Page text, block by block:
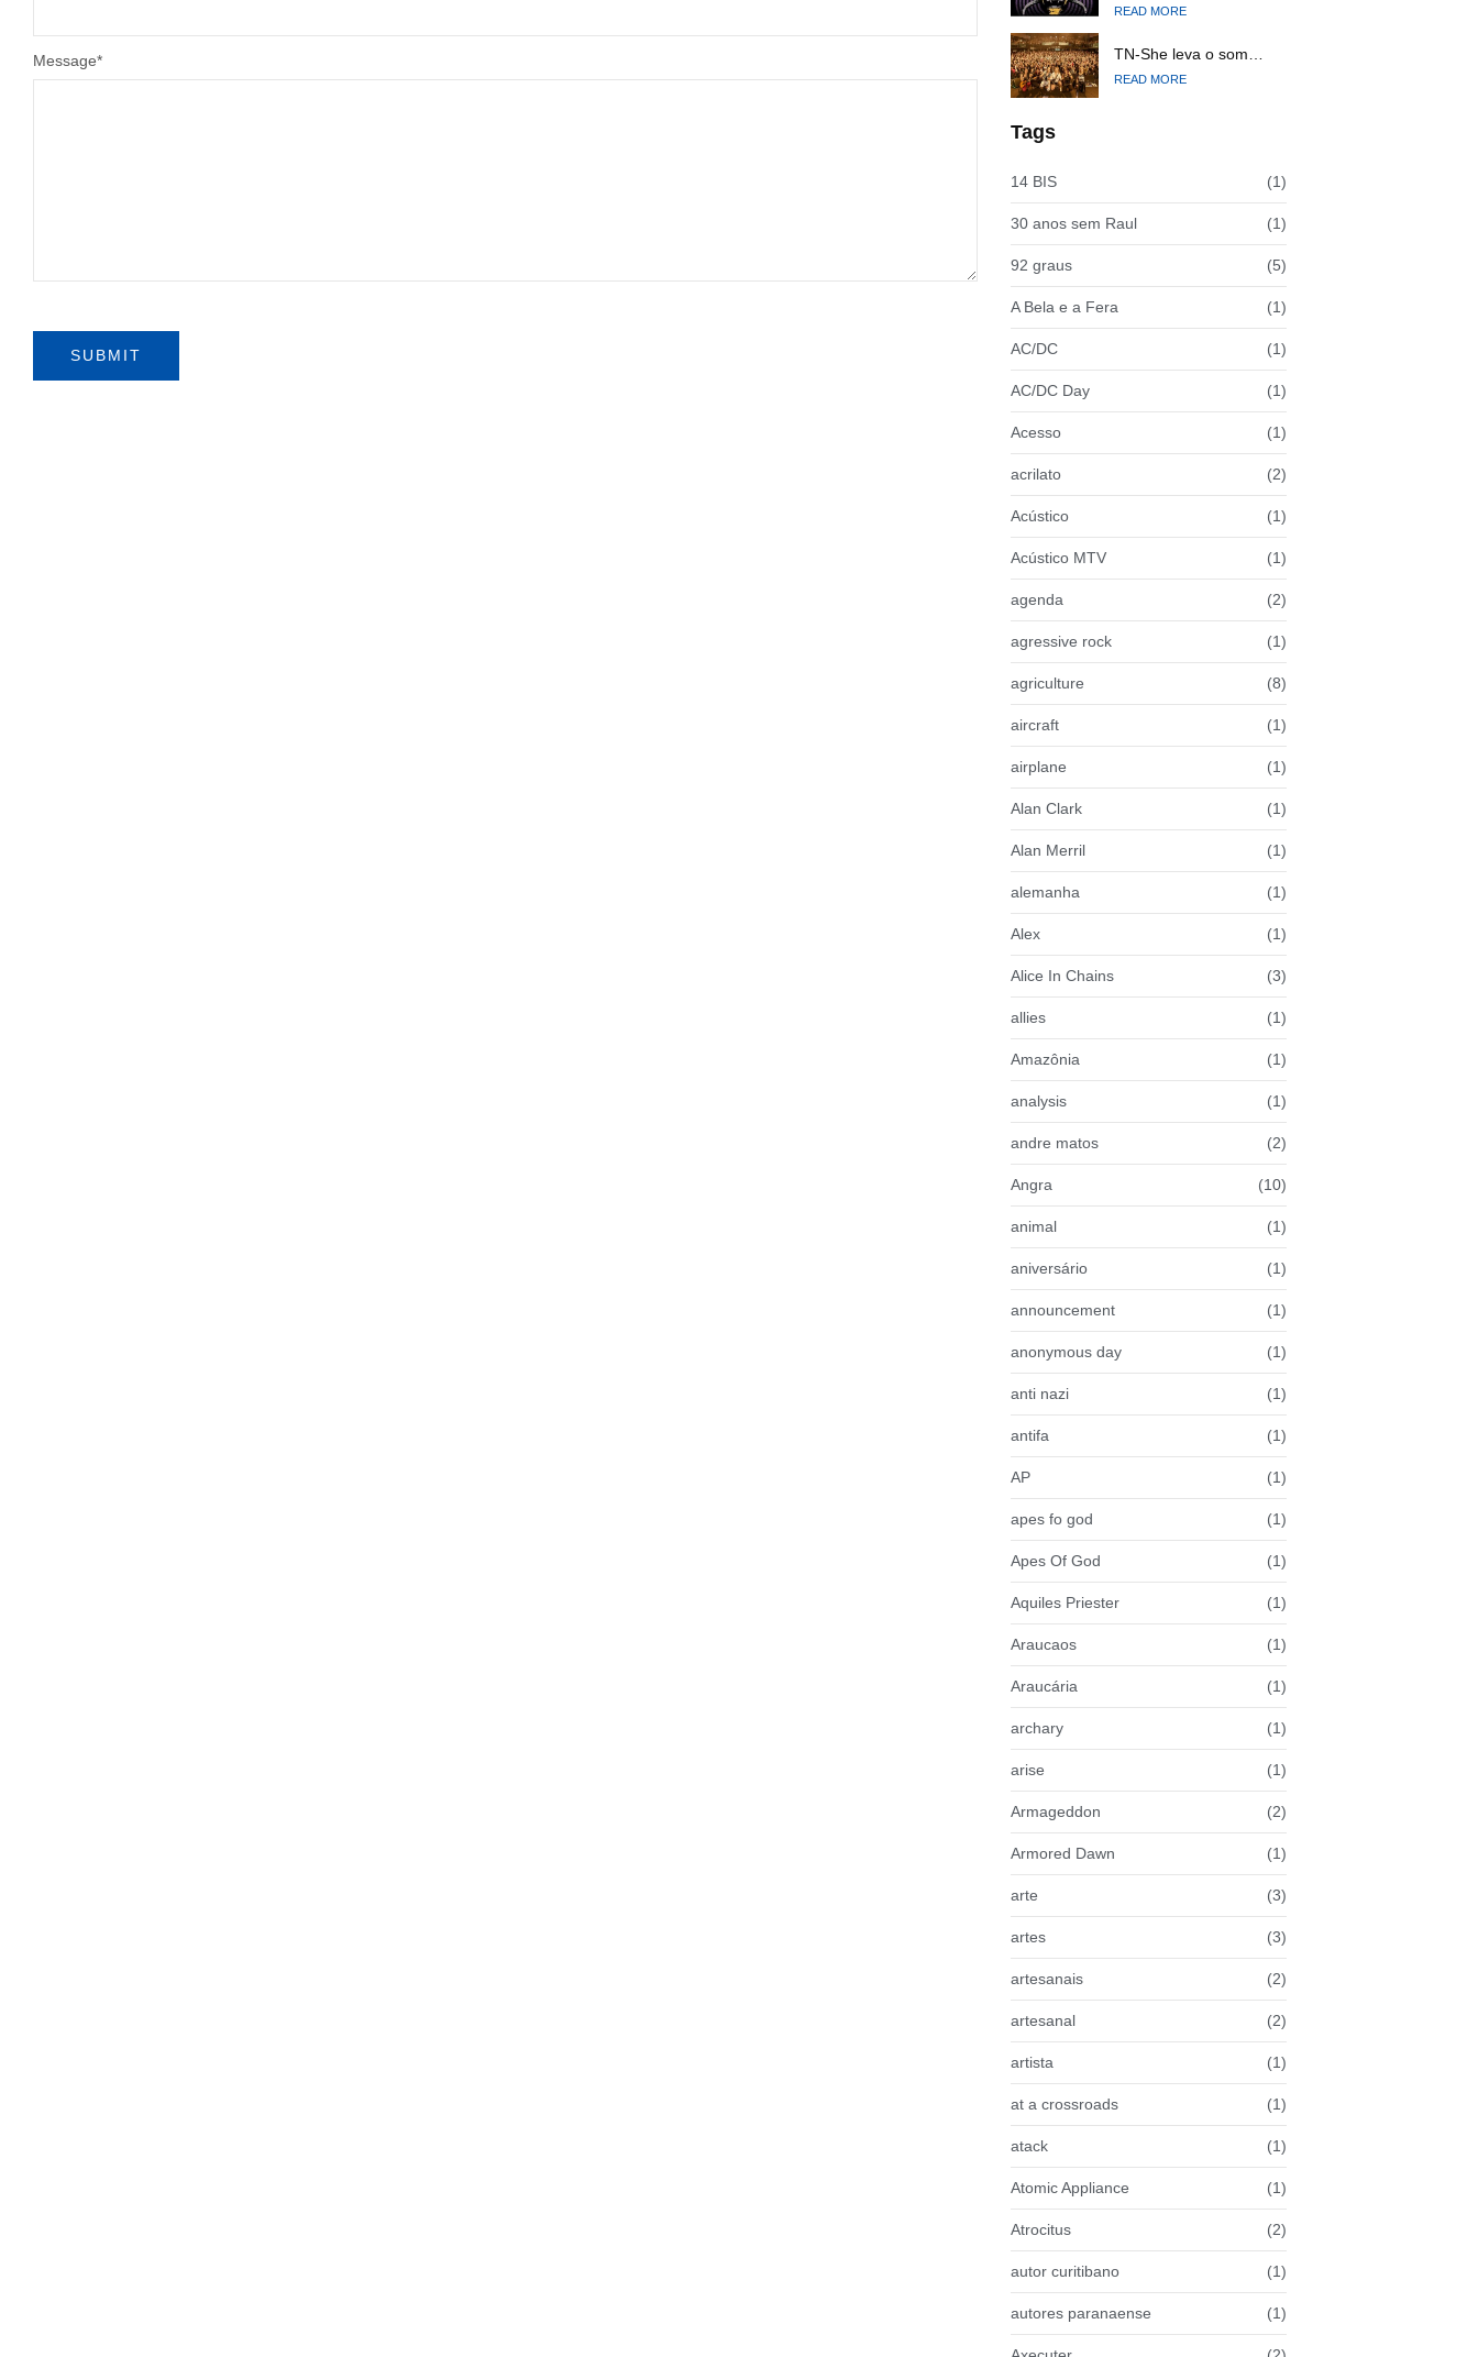
Message*
READ MORE
TN-She leva o som…
READ MORE
Tags
14 BIS (1)
30 anos sem Raul (1)
92 graus (5)
A Bela e a Fera (1)
AC/DC (1)
AC/DC Day (1)
Acesso (1)
acrilato (2)
Acústico (1)
Acústico MTV (1)
agenda (2)
agressive rock (1)
agriculture (8)
aircraft (1)
airplane (1)
Alan Clark (1)
Alan Merril (1)
alemanha (1)
Alex (1)
Alice In Chains (3)
allies (1)
Amazônia (1)
analysis (1)
andre matos (2)
Angra (10)
animal (1)
aniversário (1)
announcement (1)
anonymous day (1)
anti nazi (1)
antifa (1)
AP (1)
apes fo god (1)
Apes Of God (1)
Aquiles Priester (1)
Araucaos (1)
Araucária (1)
archary (1)
arise (1)
Armageddon (2)
Armored Dawn (1)
arte (3)
artes (3)
artesanais (2)
artesanal (2)
artista (1)
at a crossroads (1)
atack (1)
Atomic Appliance (1)
Atrocitus (2)
autor curitibano (1)
autores paranaense (1)